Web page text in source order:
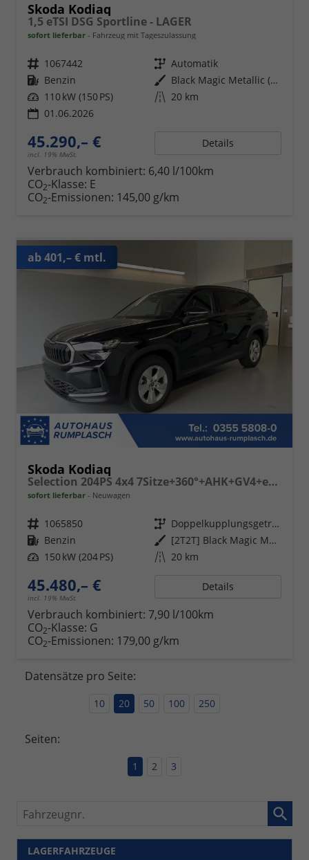
Skoda Kodiaq
1,5 eTSI DSG Sportline - LAGER
sofort lieferbar Fahrzeug mit Tageszulassung
Fahrzeugnr. 1067442 Getriebe Automatik
Kraftstoff Benzin Außenfarbe
Black Magic Metallic (1Z)
Leistung 110 kW (150 PS) Kilometerstand 20 km
01.06.2026
45.290,– €
incl. 19% MwSt.
Details
Verbrauch kombiniert: 6,40 l/100km
CO2-Klasse: E
CO2-Emissionen: 145,00 g/km
ab 401,– € mtl.
Skoda Kodiaq
Selection 204PS 4x4 7Sitze+360°+AHK+GV4+eHeck+Winter+Parklenk
sofort lieferbar Neuwagen
Fahrzeugnr. 1065850 Getriebe
Doppelkupplungsgetriebe (DSG)
Kraftstoff Benzin Außenfarbe
[2T2T] Black Magic Metallic
Leistung 150 kW (204 PS) Kilometerstand 20 km
45.480,– €
incl. 19% MwSt.
Details
Verbrauch kombiniert: 7,90 l/100km
CO2-Klasse: G
CO2-Emissionen: 179,00 g/km
Datensätze pro Seite:
10 20 50 100 250
Seiten:
1 2 3
Fahrzeugnr.
LAGERFAHRZEUGE